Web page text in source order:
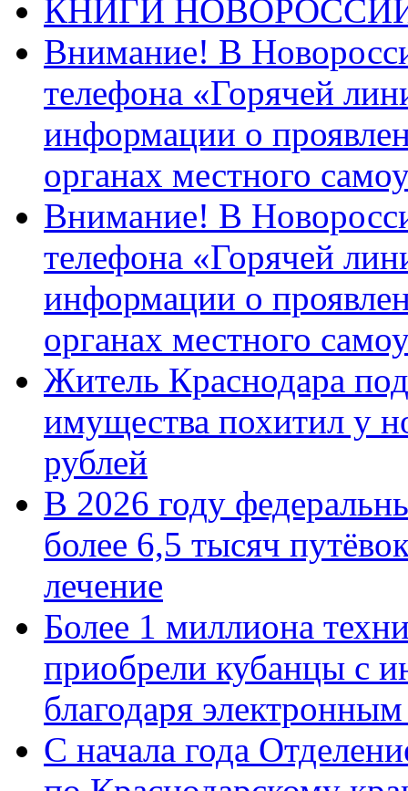
КНИГИ
Внимание! В
телефона «Горячей
информации о
органах местного
Внимание! В
телефона «Горячей
информации о
органах местного
Житель Краснодара
имущества похитил у
рублей
В 2026 году
более 6,5 тысяч
лечение
Более 1 миллиона
приобрели кубанцы с
благодаря
С начала года